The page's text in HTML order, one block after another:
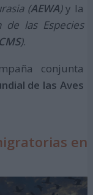
(AEWA)y la
de las Especies
).
conjunta
de las Aves
en